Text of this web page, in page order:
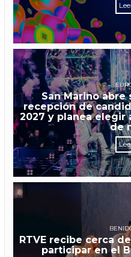
San Marino
recepción de
2027 y planea elegir
de
RTVE recibe cerca
participar en el